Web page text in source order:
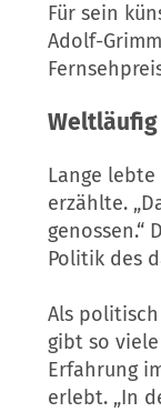
Für sein
Adolf-
Lange
erzählte.
genossen.“
Politik des
Als
gibt so
Erfahrung
erlebt. „In